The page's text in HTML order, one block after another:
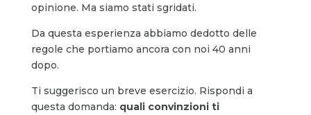
opinione. Ma siamo stati sgridati.
Da questa esperienza abbiamo dedotto delle
regole che portiamo ancora con noi 40 anni
dopo.
Ti suggerisco un breve esercizio. Rispondi a
questa domanda: quali convinzioni ti